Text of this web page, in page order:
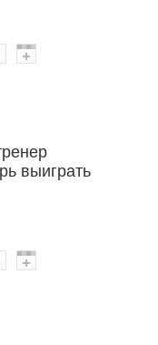
выиграть